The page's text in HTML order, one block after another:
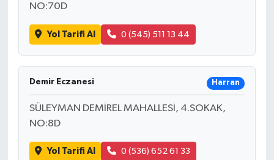
NO:70D
Yol Tarifi Al 0 (545) 511 13 44
Demir Eczanesi Harran
SÜLEYMAN DEMİREL MAHALLESİ, 4.SOKAK,
NO:8D
Yol Tarifi Al 0 (536) 652 61 33
Kültür Sanat
Magazin
Politika